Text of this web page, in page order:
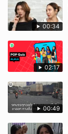
00:34
02:17
00:49